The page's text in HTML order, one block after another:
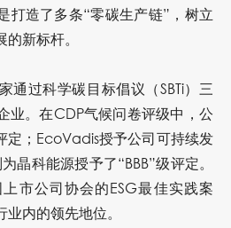
打造了多条“零碳生产链”，树立
新标杆。
通过科学碳目标倡议（SBTi）三
业。在CDP气候问卷评级中，公
； EcoVadis授予公司可持续发
晶科能源授予了“BBB”级评定。
市公司协会的ESG最佳实践案
内的领先地位。